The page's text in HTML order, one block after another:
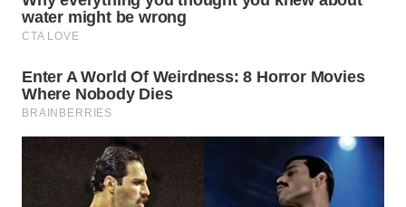
KARAWANG
BEKASI